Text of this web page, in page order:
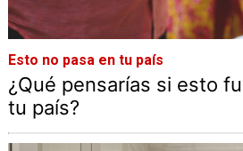
Esto no pasa en tu país
¿Qué pensarías si esto
tu país?